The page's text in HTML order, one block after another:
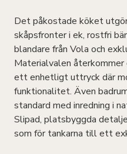
Det påkostade köket
skåpsfronter i ek, rostfri
blandare från Vola och
Materialvalen återkommer
ett enhetligt uttryck där
funktionalitet. Även
standard med inredning i
Slipad, platsbyggda
som för tankarna till ett